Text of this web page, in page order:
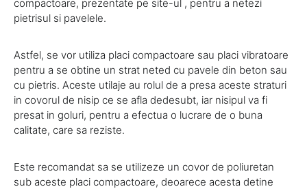
compactoare, prezentate pe site-ul , pentru a netezi
pietrisul si pavelele.
Astfel, se vor utiliza placi compactoare sau placi vibratoare
pentru a se obtine un strat neted cu pavele din beton sau
cu pietris. Aceste utilaje au rolul de a presa aceste straturi
in covorul de nisip ce se afla dedesubt, iar nisipul va fi
presat in goluri, pentru a efectua o lucrare de o buna
calitate, care sa reziste.
Este recomandat sa se utilizeze un covor de poliuretan
sub aceste placi compactoare, deoarece acesta detine